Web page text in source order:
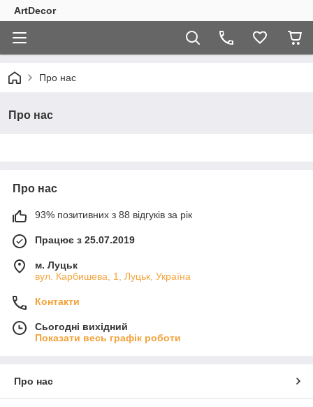
ArtDecor
Про нас
Про нас
Про нас
93% позитивних з 88 відгуків за рік
Працює з 25.07.2019
м. Луцьк
вул. Карбишева, 1, Луцьк, Україна
Контакти
Сьогодні вихідний
Показати весь графік роботи
Про нас